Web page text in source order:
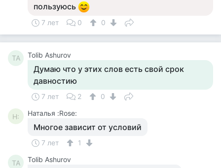
пользуюсь
7 лет 0 0
TA Tolib Ashurov
Думаю что у этих слов есть свой срок
давностию
7 лет 2 0
Н: Наталья :Rose:
Многое зависит от условий
7 лет 1
TA Tolib Ashurov